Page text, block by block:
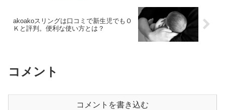
akoakoスリングは口コミで新生児でもＯ
Ｋと評判。便利な使い方とは？
コメント
コメントを書き込む